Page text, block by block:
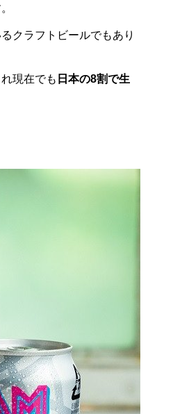
クラフトビールでもあり
現在でも 日本の8割で生